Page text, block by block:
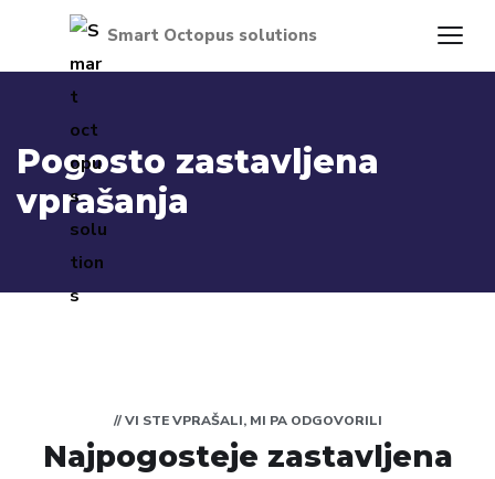
Pogosto zastavljena
vprašanja
// VI STE VPRAŠALI, MI PA ODGOVORILI
Najpogosteje zastavljena